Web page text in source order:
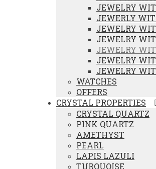
JEWELRY
JEWERLY
JEWELRY
JEWELRY
JEWELRY
JEWELRY
JEWELRY
WATCHES
OFFERS
CRYSTAL PROPERTIES
CRYSTAL QUARTZ
PINK QUARTZ
AMETHYST
PEARL
LAPIS LAZULI
TURQUOISE